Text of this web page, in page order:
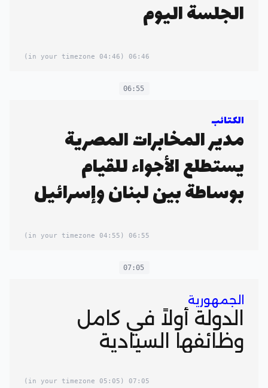
الجلسة اليوم
06:46
(04:46 in your timezone)
06:55
الكتائب
مدير المخابرات المصرية
يستطلع الأجواء للقيام
بوساطة بين لبنان وإسرائيل
06:55
(04:55 in your timezone)
07:05
الجمهورية
الدولة أولاً في كامل
وظائفها السيادية
07:05
(05:05 in your timezone)